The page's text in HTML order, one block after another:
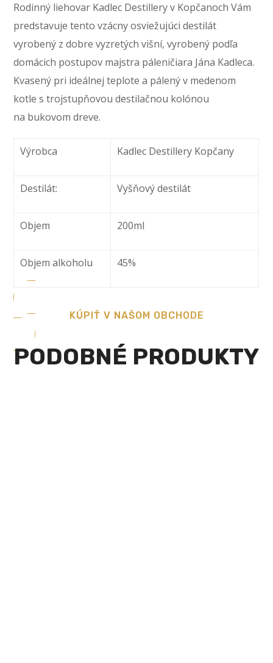
Rodinný liehovar Kadlec Destillery v Kopčanoch Vám
predstavuje tento vzácny osviežujúci destilát
vyrobený z dobre vyzretých višní, vyrobený podľa
domácich postupov majstra páleničiara Jána Kadleca.
Kvasený pri ideálnej teplote a pálený v medenom
kotle s trojstupňovou destilačnou kolónou
na bukovom dreve.
Výrobca Kadlec Destillery Kopčany
Destilát: Vyšňový destilát
Objem 200ml
Objem alkoholu 45%
KÚPIŤ V NAŠOM OBCHODE
PODOBNÉ PRODUKTY